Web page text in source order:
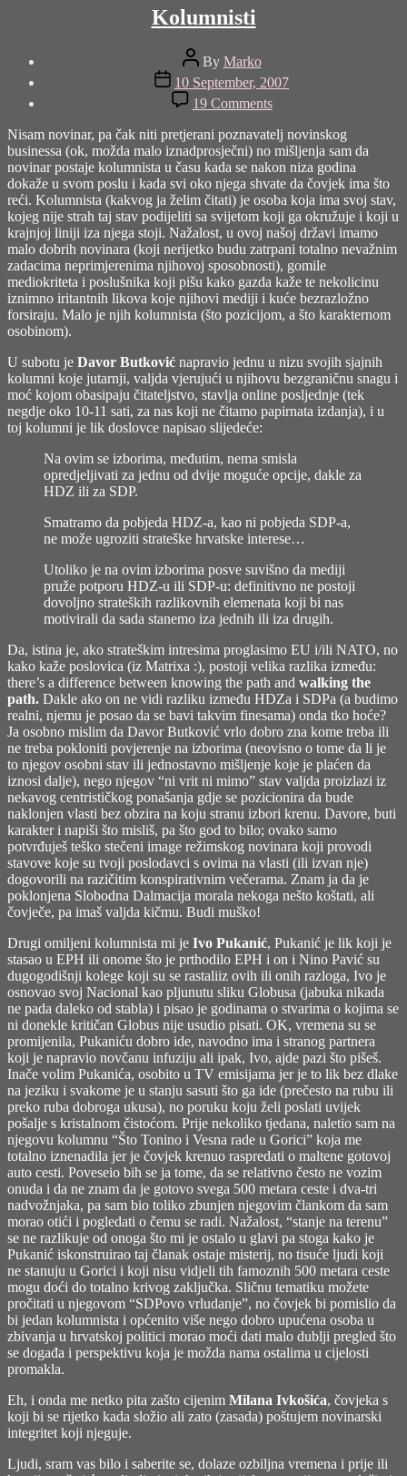
Kolumnisti
Post
author
By Marko
Post
date
10 September, 2007
19 Commentson
Kolumnisti
Nisam novinar, pa čak niti pretjerani poznavatelj novinskog
businessa (ok, možda malo iznadprosječni) no mišljenja sam da
novinar postaje kolumnista u času kada se nakon niza godina
dokaže u svom poslu i kada svi oko njega shvate da čovjek ima što
reći. Kolumnista (kakvog ja želim čitati) je osoba koja ima svoj stav,
kojeg nije strah taj stav podijeliti sa svijetom koji ga okružuje i koji u
krajnjoj liniji iza njega stoji. Nažalost, u ovoj našoj državi imamo
malo dobrih novinara (koji nerijetko budu zatrpani totalno nevažnim
zadacima neprimjerenima njihovoj sposobnosti), gomile
mediokriteta i poslušnika koji pišu kako gazda kaže te nekolicinu
iznimno iritantnih likova koje njihovi mediji i kuće bezrazložno
forsiraju. Malo je njih kolumnista (što pozicijom, a što karakternom
osobinom).
U subotu je Davor Butković napravio jednu u nizu svojih sjajnih
kolumni koje jutarnji, valjda vjerujući u njihovu bezgraničnu snagu i
moć kojom obasipaju čitateljstvo, stavlja online posljednje (tek
negdje oko 10-11 sati, za nas koji ne čitamo papirnata izdanja), i u
toj kolumni je lik doslovce napisao slijedeće:
Na ovim se izborima, međutim, nema smisla
opredjeljivati za jednu od dvije moguće opcije, dakle za
HDZ ili za SDP.
Smatramo da pobjeda HDZ-a, kao ni pobjeda SDP-a,
ne može ugroziti strateške hrvatske interese…
Utoliko je na ovim izborima posve suvišno da mediji
pruže potporu HDZ-u ili SDP-u: definitivno ne postoji
dovoljno strateških razlikovnih elemenata koji bi nas
motivirali da sada stanemo iza jednih ili iza drugih.
Da, istina je, ako strateškim intresima proglasimo EU i/ili NATO, no
kako kaže poslovica (iz Matrixa :), postoji velika razlika između:
there’s a difference between knowing the path and walking the
path. Dakle ako on ne vidi razliku između HDZa i SDPa (a budimo
realni, njemu je posao da se bavi takvim finesama) onda tko hoće?
Ja osobno mislim da Davor Butković vrlo dobro zna kome treba ili
ne treba pokloniti povjerenje na izborima (neovisno o tome da li je
to njegov osobni stav ili jednostavno mišljenje koje je plaćen da
iznosi dalje), nego njegov “ni vrit ni mimo” stav valjda proizlazi iz
nekavog centrističkog ponašanja gdje se pozicionira da bude
naklonjen vlasti bez obzira na koju stranu izbori krenu. Davore, buti
karakter i napiši što misliš, pa što god to bilo; ovako samo
potvrđuješ teško stečeni image režimskog novinara koji provodi
stavove koje su tvoji poslodavci s ovima na vlasti (ili izvan nje)
dogovorili na razičitim konspirativnim večerama. Znam ja da je
poklonjena Slobodna Dalmacija morala nekoga nešto koštati, ali
čovječe, pa imaš valjda kičmu. Budi muško!
Drugi omiljeni kolumnista mi je Ivo Pukanić, Pukanić je lik koji je
stasao u EPH ili onome što je prthodilo EPH i on i Nino Pavić su
dugogodišnji kolege koji su se rastaliiz ovih ili onih razloga, Ivo je
osnovao svoj Nacional kao pljunutu sliku Globusa (jabuka nikada
ne pada daleko od stabla) i pisao je godinama o stvarima o kojima se
ni donekle kritičan Globus nije usudio pisati. OK, vremena su se
promijenila, Pukaniću dobro ide, navodno ima i stranog partnera
koji je napravio novčanu infuziju ali ipak, Ivo, ajde pazi što pišeš.
Inače volim Pukanića, osobito u TV emisijama jer je to lik bez dlake
na jeziku i svakome je u stanju sasuti što ga ide (prečesto na rubu ili
preko ruba dobroga ukusa), no poruku koju želi poslati uvijek
pošalje s kristalnom čistoćom. Prije nekoliko tjedana, naletio sam na
njegovu kolumnu “Što Tonino i Vesna rade u Gorici” koja me
totalno iznenadila jer je čovjek krenuo raspredati o maltene gotovoj
auto cesti. Poveseio bih se ja tome, da se relativno često ne vozim
onuda i da ne znam da je gotovo svega 500 metara ceste i dva-tri
nadvožnjaka, pa sam bio toliko zbunjen njegovim člankom da sam
morao otići i pogledati o čemu se radi. Nažalost, “stanje na terenu”
se ne razlikuje od onoga što mi je ostalo u glavi pa stoga kako je
Pukanić iskonstruirao taj članak ostaje misterij, no tisuće ljudi koji
ne stanuju u Gorici i koji nisu vidjeli tih famoznih 500 metara ceste
mogu doći do totalno krivog zaključka. Sličnu tematiku možete
pročitati u njegovom “SDPovo vrludanje”, no čovjek bi pomislio da
bi jedan kolumnista i općenito više nego dobro upućena osoba u
zbivanja u hrvatskoj politici morao moći dati malo dublji pregled što
se događa i perspektivu koja je možda nama ostalima u cijelosti
promakla.
Eh, i onda me netko pita zašto cijenim Milana Ivkošića, čovjeka s
koji bi se rijetko kada složio ali zato (zasada) poštujem novinarski
integritet koji njeguje.
Ljudi, sram vas bilo i saberite se, dolaze ozbiljna vremena i prije ili